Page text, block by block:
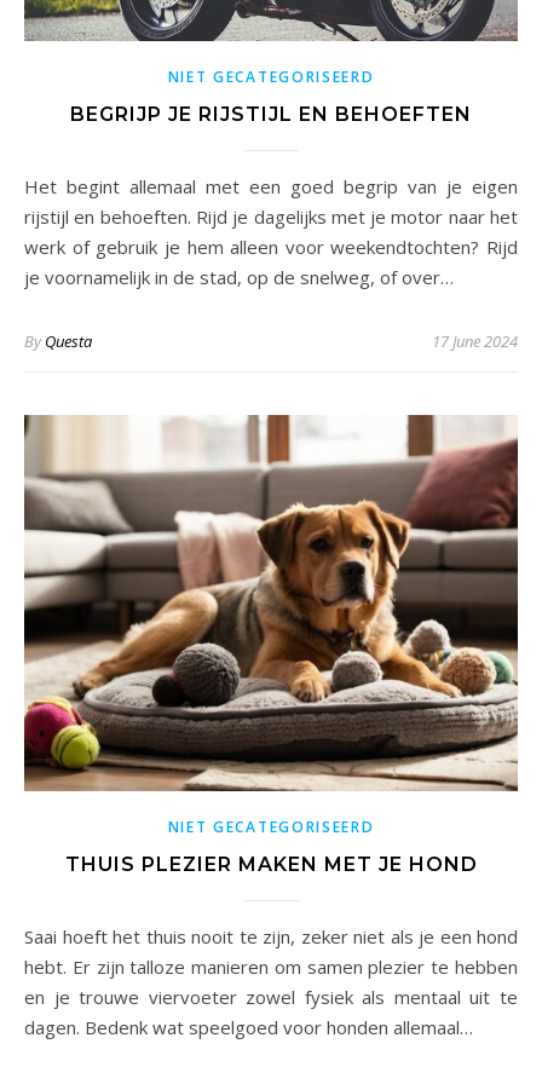
NIET GECATEGORISEERD
BEGRIJP JE RIJSTIJL EN BEHOEFTEN
Het begint allemaal met een goed begrip van je eigen
rijstijl en behoeften. Rijd je dagelijks met je motor naar het
werk of gebruik je hem alleen voor weekendtochten? Rijd
je voornamelijk in de stad, op de snelweg, of over…
ByQuesta 17 June 2024
NIET GECATEGORISEERD
THUIS PLEZIER MAKEN MET JE HOND
Saai hoeft het thuis nooit te zijn, zeker niet als je een hond
hebt. Er zijn talloze manieren om samen plezier te hebben
en je trouwe viervoeter zowel fysiek als mentaal uit te
dagen. Bedenk wat speelgoed voor honden allemaal…